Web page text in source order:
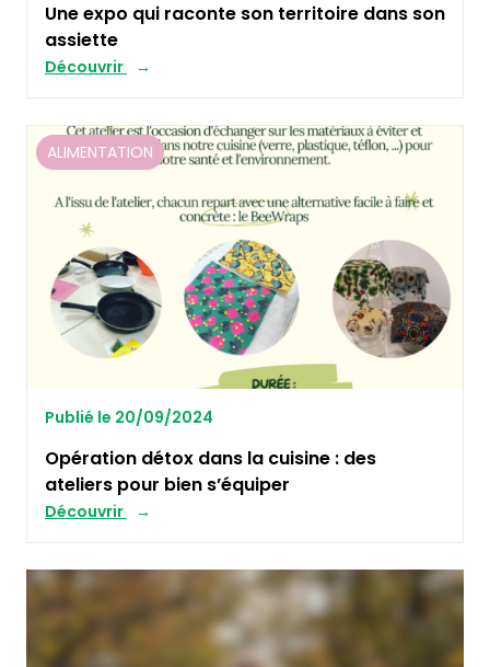
Une expo qui raconte son territoire dans son
assiette
Découvrir
ALIMENTATION
Publié le 20/09/2024
Opération détox dans la cuisine : des
ateliers pour bien s’équiper
Découvrir